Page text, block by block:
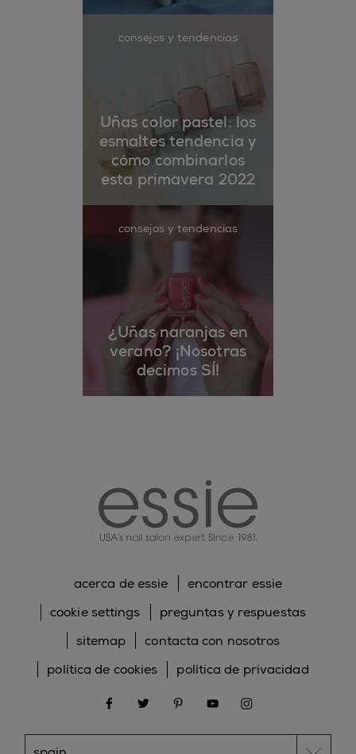
consejos y tendencias
Uñas color pastel: los
esmaltes tendencia y
cómo combinarlos
esta primavera 2022
consejos y tendencias
¿Uñas naranjas en
verano? ¡Nosotras
decimos SÍ!
acerca de essie
encontrar essie
cookie settings
preguntas y respuestas
sitemap
contacta con nosotros
política de cookies
política de privacidad
facebooktwitter pinterestyoutubeinstagram